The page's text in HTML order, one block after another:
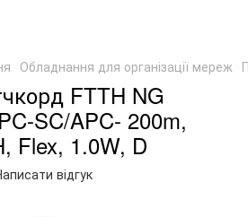
Обладнання для організації мереж
FTTH NG
SC/APC- 200m,
Flex, 1.0W, D
відгук